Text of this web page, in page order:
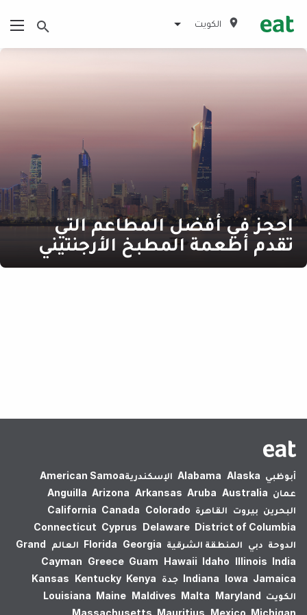
الكويت
احجز في أفضل المطاعم التي
تقدم أطعمة المطبخ الأرجنتيني
أبوظبي Alabama Alaska الإسكندرية‎American Samoa
عمان
Anguilla Arizona Arkansas Aruba Australia
البحرين بيروت القاهرة California Canada Colorado
Connecticut Cyprus Delaware District of Columbia
الدوحة دبي المنطقة الشرقية Florida Georgia العالم
Grand
Cayman Greece Guam Hawaii Idaho Illinois India
Indiana Iowa Jamaica جدة Kansas Kentucky Kenya
الكويت
Louisiana Maine Maldives Malta Maryland